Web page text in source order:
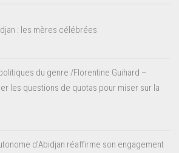
: les mères célébrées
du genre /Florentine Guihard –
les questions de quotas pour miser sur la
d’Abidjan réaffirme son engagement